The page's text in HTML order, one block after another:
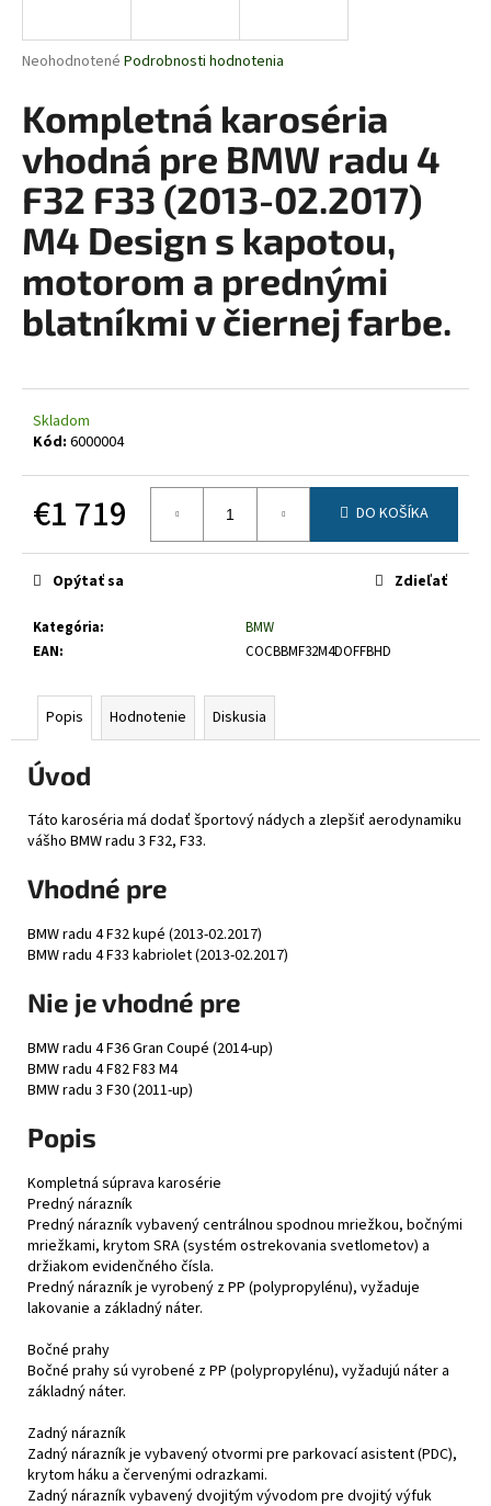
Priemerné
produktu
je
z
5
hviezdičiek.
Neohodnotené Podrobnosti hodnotenia
Kompletná karoséria
vhodná pre BMW radu 4
F32 F33 (2013-02.2017)
M4 Design s kapotou,
motorom a prednými
blatníkmi v čiernej farbe.
Skladom
Kód: 6000004
€1 719
cena:
DO KOŠÍKA
Kategória:
BMW
EAN: COCBBMF32M4DOFFBHD
Opýtať sa Zdieľať
Popis Hodnotenie Diskusia
Úvod
Táto karoséria má dodať športový nádych a zlepšiť aerodynamiku
vášho BMW radu 3 F32, F33.
Vhodné pre
BMW radu 4 F32 kupé (2013-02.2017)
BMW radu 4 F33 kabriolet (2013-02.2017)
Nie je vhodné pre
BMW radu 4 F36 Gran Coupé (2014-up)
BMW radu 4 F82 F83 M4
BMW radu 3 F30 (2011-up)
Popis
Kompletná súprava karosérie
Predný nárazník
Predný nárazník vybavený centrálnou spodnou mriežkou, bočnými
mriežkami, krytom SRA (systém ostrekovania svetlometov) a
držiakom evidenčného čísla.
Predný nárazník je vyrobený z PP (polypropylénu), vyžaduje
lakovanie a základný náter.
Bočné prahy
Bočné prahy sú vyrobené z PP (polypropylénu), vyžadujú náter a
základný náter.
Zadný nárazník
Zadný nárazník je vybavený otvormi pre parkovací asistent (PDC),
krytom háku a červenými odrazkami.
Zadný nárazník vybavený dvojitým vývodom pre dvojitý výfuk
j
ť
?
HĽADAŤ
p
o
ú